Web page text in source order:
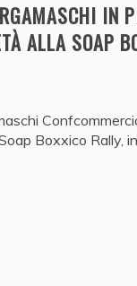
IN
ALLA SOAP
Boxxico Rally,